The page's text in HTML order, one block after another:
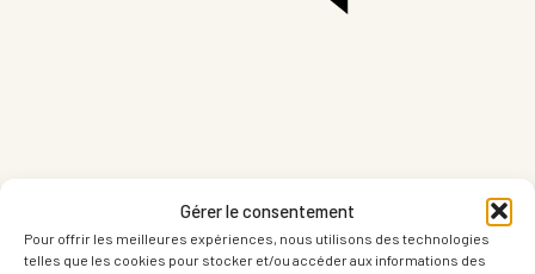
Gérer le consentement
Pour offrir les meilleures expériences, nous utilisons des technologies
telles que les cookies pour stocker et/ou accéder aux informations des